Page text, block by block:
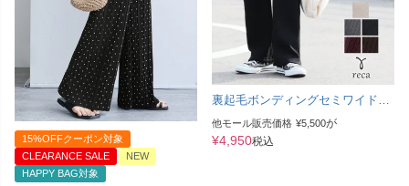
15%OFFクーポン対象
CLEARANCE SALE
NEW
HAPPY BAG対象
裏起毛ボンディングセミワイドリ
10
他モール販売価格 ¥5,500が
¥4,950税込